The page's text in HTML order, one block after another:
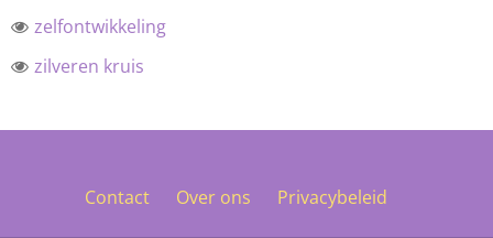
zelfontwikkeling
zilveren kruis
Contact Over ons Privacybeleid